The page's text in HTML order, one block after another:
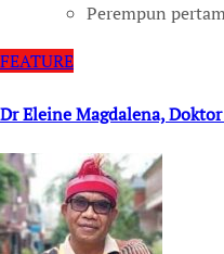
Perempun
FEATURE
Dr Eleine Magdalena,